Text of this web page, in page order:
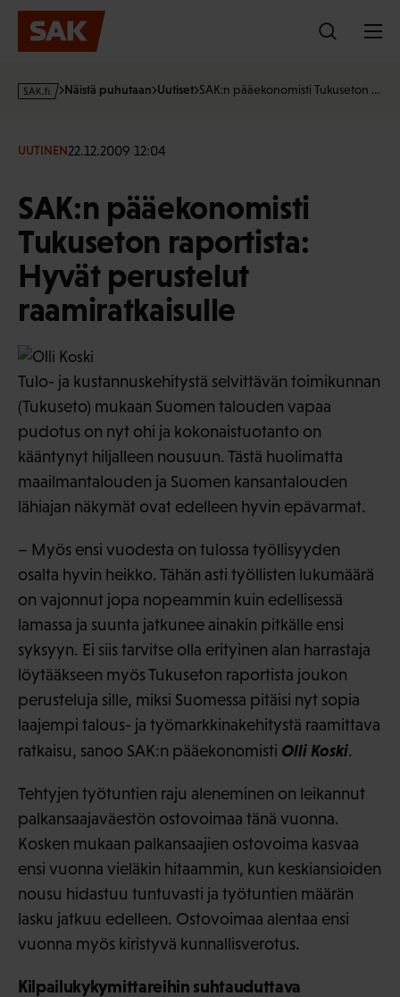
Hyppää
sisältöön
s
·
Näistä puhutaan Uutiset SAK:n pääekonomisti Tukuseton …
UUTINEN22.12.2009 12:04
SAK:n pääekonomisti
Tukuseton raportista:
Hyvät perustelut
raamiratkaisulle
Tulo- ja kustannuskehitystä selvittävän toimikunnan
(Tukuseto) mukaan Suomen talouden vapaa
pudotus on nyt ohi ja kokonaistuotanto on
kääntynyt hiljalleen nousuun. Tästä huolimatta
maailmantalouden ja Suomen kansantalouden
lähiajan näkymät ovat edelleen hyvin epävarmat.
– Myös ensi vuodesta on tulossa työllisyyden
osalta hyvin heikko. Tähän asti työllisten lukumäärä
on vajonnut jopa nopeammin kuin edellisessä
lamassa ja suunta jatkunee ainakin pitkälle ensi
syksyyn. Ei siis tarvitse olla erityinen alan harrastaja
löytääkseen myös Tukuseton raportista joukon
perusteluja sille, miksi Suomessa pitäisi nyt sopia
laajempi talous- ja työmarkkinakehitystä raamittava
ratkaisu, sanoo SAK:n pääekonomisti Olli Koski.
Tehtyjen työtuntien raju aleneminen on leikannut
palkansaajaväestön ostovoimaa tänä vuonna.
Kosken mukaan palkansaajien ostovoima kasvaa
ensi vuonna vieläkin hitaammin, kun keskiansioiden
nousu hidastuu tuntuvasti ja työtuntien määrän
lasku jatkuu edelleen. Ostovoimaa alentaa ensi
vuonna myös kiristyvä kunnallisverotus.
Kilpailukykymittareihin suhtauduttava